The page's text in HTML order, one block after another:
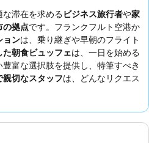
な滞在を求めるビジネス旅行者や家
の拠点です。フランクフルト空港か
ョンは、乗り継ぎや早朝のフライト
た朝食ビュッフェは、一日を始める
富な選択肢を提供し、特筆すべき
切なスタッフは、どんなリクエス
合は、幹線道路に面していない部